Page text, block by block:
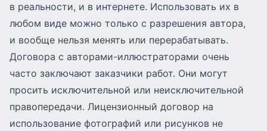
в реальности, и в интернете. Использовать их в
любом виде можно только с разрешения автора,
и вообще нельзя менять или перерабатывать.
Договора с авторами-иллюстраторами очень
часто заключают заказчики работ. Они могут
просить исключительной или неисключительной
правопередачи. Лицензионный договор на
использование фотографий или рисунков не